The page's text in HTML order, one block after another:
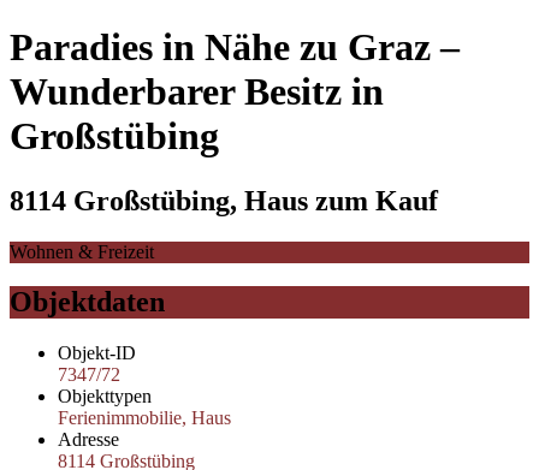
Paradies in Nähe zu Graz –
Wunderbarer Besitz in
Großstübing
8114 Großstübing, Haus zum Kauf
Wohnen & Freizeit
Objektdaten
Objekt-ID
7347/72
Objekttypen
Ferienimmobilie, Haus
Adresse
8114 Großstübing